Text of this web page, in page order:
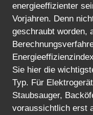
energieeffizienter
Vorjahren. Denn
geschraubt worden,
Sie hier die
Typ. Für
Staubsauger,
voraussichtlich erst